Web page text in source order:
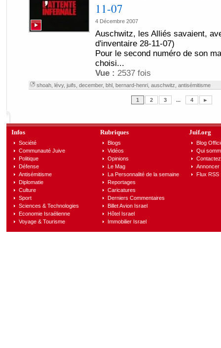
11-07
4 Décembre 2007
Auschwitz, les Alliés savaient,
d'inventaire 28-11-07)
Pour le second numéro de son
choisi...
Vue : 2537 fois
shoah, lévy, juifs december, bhl, bernard-henri, auschwitz antisémitisme
1 2 3 ... 4 ►
Infos
Société
Communauté Juive
Politique
Défense
Antisémitisme
Diplomatie
Culture
Sport
Sciences & Technologies
Economie Israélienne
Voyage & Tourisme
Rubriques
Blogs
Vidéos
Opinions
Le Mag
La Personnalité de la semaine
Reportages
Caricatures
Derniers Commentaires
Billet Avion Israel
Hôtel Israel
Immobilier Israel
Juif.org
Blog
Qui
Annoncer
Flux RSS